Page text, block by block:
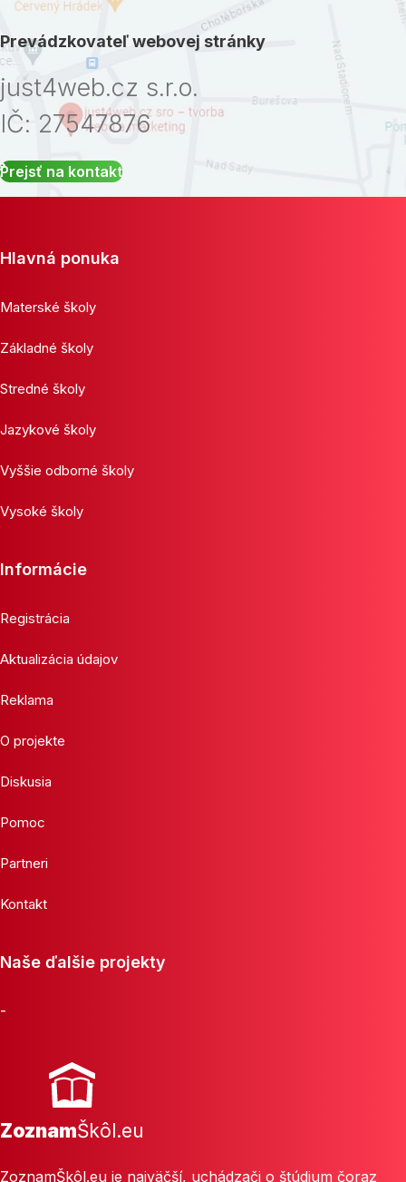
Prevádzkovateľ webovej stránky
just4web.cz s.r.o.
IČ: 27547876
Prejsť na kontakt
Hlavná ponuka
Materské školy
Základné školy
Stredné školy
Jazykové školy
Vyššie odborné školy
Vysoké školy
Informácie
Registrácia
Aktualizácia údajov
Reklama
O projekte
Diskusia
Pomoc
Partneri
Kontakt
Naše ďalšie projekty
-
ZoznamŠkôl.eu
ZoznamŠkôl.eu je najväčší, uchádzači o štúdium čoraz